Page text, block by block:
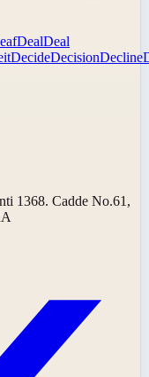
DealDeal
DecideDecisionDecline
1368. Cadde No.61,